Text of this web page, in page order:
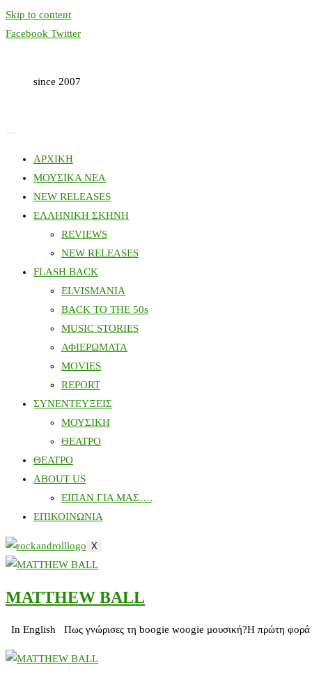
Skip to content
Facebook Twitter
since 2007
ΑΡΧΙΚΗ
ΜΟΥΣΙΚΑ ΝΕΑ
NEW RELEASES
ΕΛΛΗΝΙΚΗ ΣΚΗΝΗ
REVIEWS
NEW RELEASES
FLASH BACK
ELVISMANIA
BACK TO THE 50s
MUSIC STORIES
ΑΦΙΕΡΩΜΑΤΑ
MOVIES
REPORT
ΣΥΝΕΝΤΕΥΞΕΙΣ
ΜΟΥΣΙΚΗ
ΘΕΑΤΡΟ
ΘΕΑΤΡΟ
ABOUT US
ΕΙΠΑΝ ΓΙΑ ΜΑΣ….
ΕΠΙΚΟΙΝΩΝΙΑ
X
MATTHEW BALL
In English Πως γνώρισες τη boogie woogie μουσική?Η πρώτη φορά